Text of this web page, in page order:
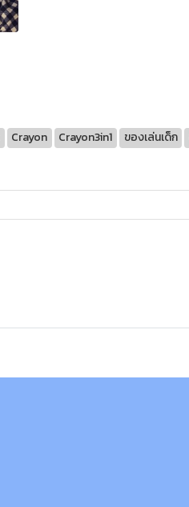
Crayon Crayon3in1 ของเล่นเด็ก